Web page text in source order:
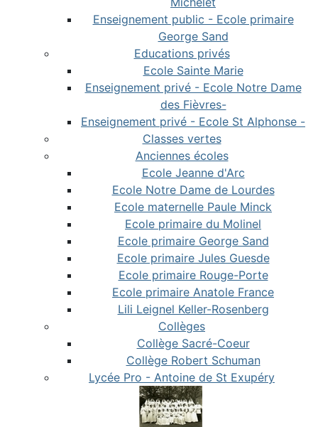
Enseignement public - Ecole primaire
George Sand
Educations privés
Ecole Sainte Marie
Enseignement privé - Ecole Notre Dame
des Fièvres-
Enseignement privé - Ecole St Alphonse -
Classes vertes
Anciennes écoles
Ecole Jeanne d'Arc
Ecole Notre Dame de Lourdes
Ecole maternelle Paule Minck
Ecole primaire du Molinel
Ecole primaire George Sand
Ecole primaire Jules Guesde
Ecole primaire Rouge-Porte
Ecole primaire Anatole France
Lili Leignel Keller-Rosenberg
Collèges
Collège Sacré-Coeur
Collège Robert Schuman
Lycée Pro - Antoine de St Exupéry